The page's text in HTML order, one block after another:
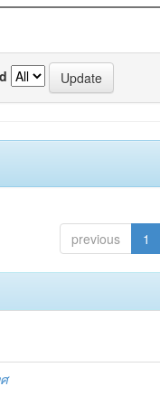
previous 1